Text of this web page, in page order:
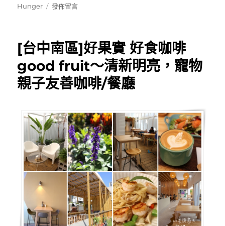
日
Hunger
在
渴
Hunger~
綠
川
河
特
色
館，
餐
點
好
特
色〉
發佈留言
[台中南區]好果實 好食咖啡
good fruit～清新明亮，寵物
親子友善咖啡/餐廳